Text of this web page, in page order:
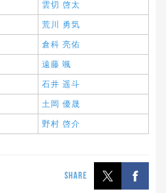
雲切 啓太
荒川 勇気
倉科 亮佑
遠藤 颯
石井 遥斗
土岡 優晟
野村 啓介
SHARE